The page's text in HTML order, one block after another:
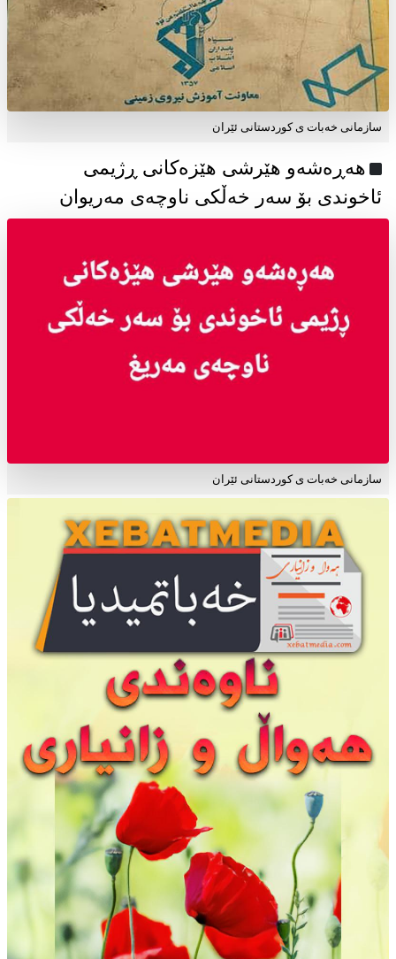
سازمانی خەبات ی كوردستانی ئێران
هەڕەشەو هێرشی هێزەکانی ڕژیمی
ئاخوندی بۆ سەر خەڵکی ناوچەی مەریوان
سازمانی خەبات ی کوردستانی ئێران